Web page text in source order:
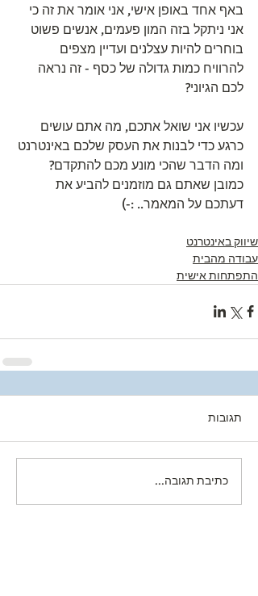
באף אחד באופן אישי, אני אומר את זה כי
אני ניתקל בזה המון פעמים, אנשים פשוט
בוחרים להיות עצלנים ועדיין מצפים
להרוויח כמות גדולה של כסף - זה נראה
לכם הגיוני?
עכשיו אני שואל אתכם, מה אתם עושים
כרגע כדי לבנות את העסק שלכם באינטרנט
ומה הדבר שהכי מונע מכם להתקדם?
כמובן שאתם גם מוזמנים להביע את
דעתכם על המאמר.. :-)
שיווק באינטרנט
עבודה מהבית
התפתחות אישית
תגובות
כתיבת תגובה...